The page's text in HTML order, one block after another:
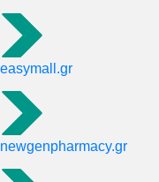
easymall.gr
newgenpharmacy.gr